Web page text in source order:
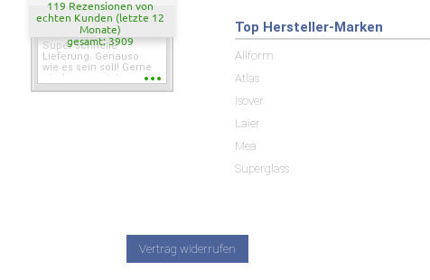
119 Rezensionen von
echten Kunden (letzte 12
Monate)
gesamt: 3909
Super schnelle
Lieferung. Genauso
wie es sein soll! Gerne
wieder wenn ich was
Top Hersteller-Marken
Allform
Atlas
Isover
Laier
Mea
Superglass
Vertrag widerrufen